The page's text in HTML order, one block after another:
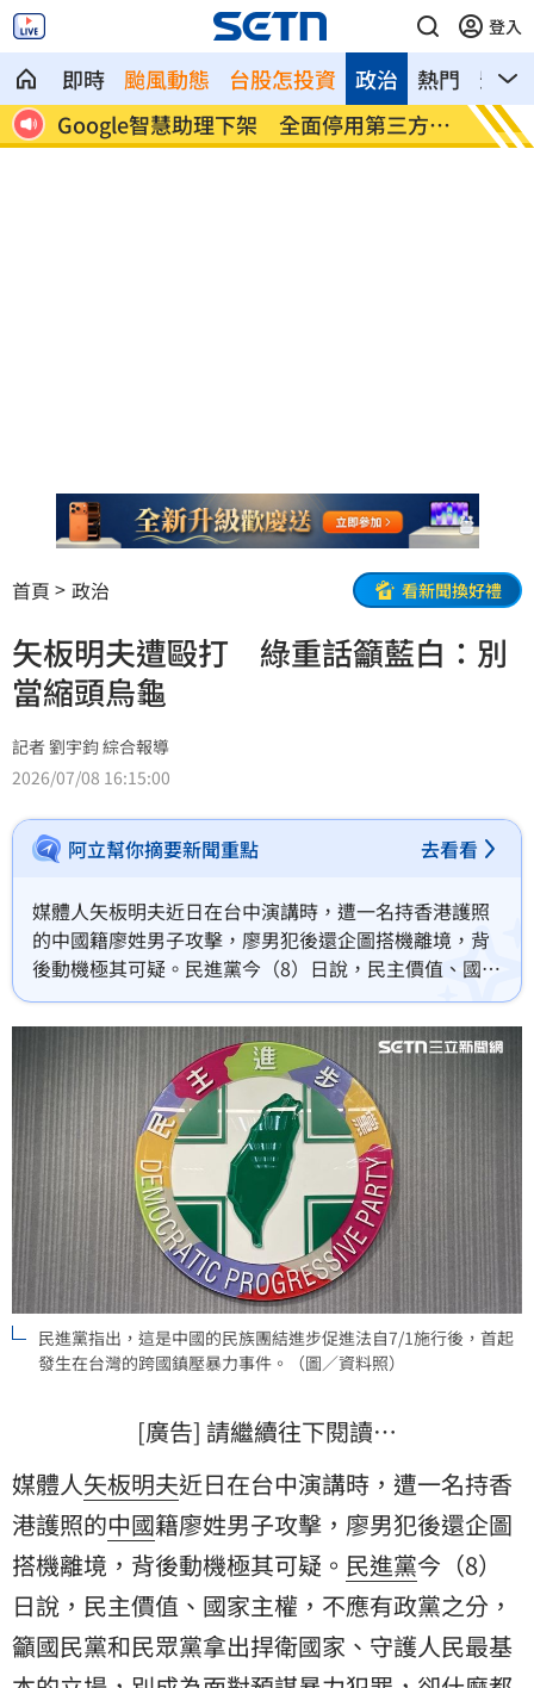
登入
即時 颱風動態 台股怎投資 熱門 影音
政治
慘
Google智慧助理下架 全面停用第三方信
箱
4大超
8」！
首頁 政治 看新聞換好禮
矢板明夫遭毆打 綠重話籲藍白：別
當縮頭烏龜
記者 劉宇鈞 綜合報導
2026/07/08 16:15:00
阿立幫你摘要新聞重點 去看看
媒體人矢板明夫近日在台中演講時，遭一名持香港護照
的中國籍廖姓男子攻擊，廖男犯後還企圖搭機離境，背
後動機極其可疑。民進黨今（8）日說，民主價值、國家
主權，不應有政黨之分，籲國民黨和民眾黨拿出捍衛國
家、守護人民最基本的立場，別成為面對預謀暴力犯
罪，卻什麼都不敢說也不敢做的縮頭烏龜。
民進黨指出，這是中國的民族團結進步促進法自7/1施行後，首起
發生在台灣的跨國鎮壓暴力事件。（圖／資料照）
[廣告] 請繼續往下閱讀…
媒體人矢板明夫近日在台中演講時，遭一名持香
港護照的中國籍廖姓男子攻擊，廖男犯後還企圖
搭機離境，背後動機極其可疑。 民進黨今（8）
日說，民主價值、國家主權，不應有政黨之分，
籲國民黨和民眾黨拿出捍衛國家、守護人民最基